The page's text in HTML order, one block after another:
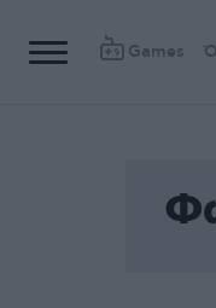
Games